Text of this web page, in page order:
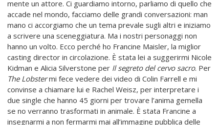
mente un attore. Ci guardiamo intorno, parliamo di quello che
accade nel mondo, facciamo delle grandi conversazioni: man
mano ci accorgiamo che un tema prevale sugli altri e iniziamo
a scrivere una sceneggiatura. Ma i nostri personaggi non
hanno un volto. Ecco perché ho Francine Maisler, la miglior
casting director in circolazione. È stata lei a suggerirmi Nicole
Kidman e Alicia Silverstone per Il segreto del cervo sacro. Per
The Lobstermi fece vedere dei video di Colin Farrell e mi
convinse a chiamare lui e Rachel Weisz, per interpretare i
due single che hanno 45 giorni per trovare l’anima gemella
se no verranno trasformati in animale. È stata Francine a
insegnarmi a non fermarmi mai all’immagine pubblica delle